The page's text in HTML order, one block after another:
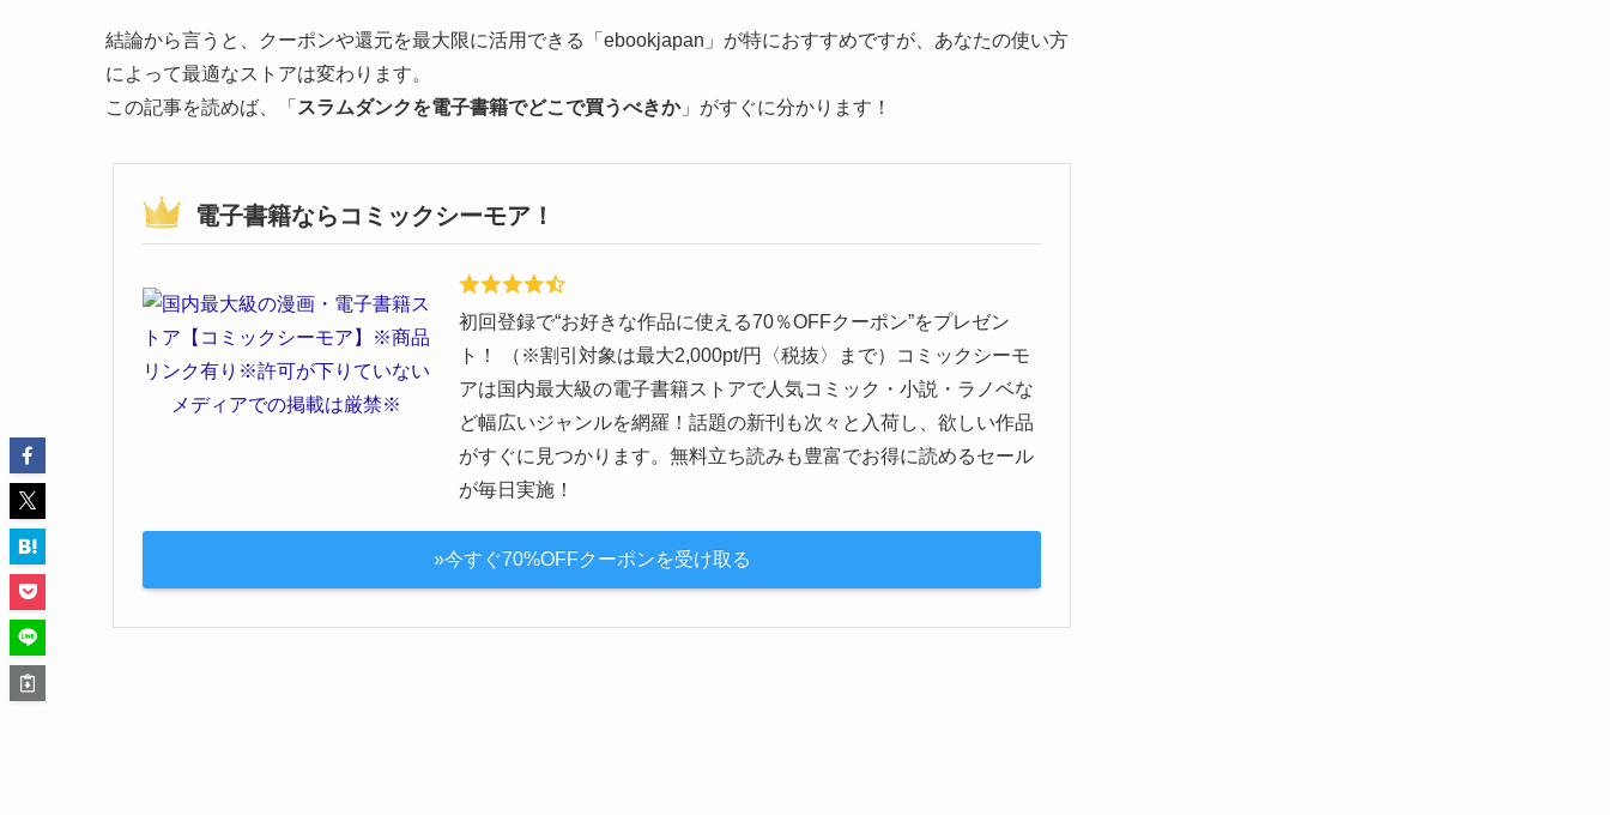
結論から言うと、クーポンや還元を最大限に活用できる「ebookjapan」が特におすすめですが、あなたの使い方
によって最適なストアは変わります。
この記事を読めば、「 スラムダンクを電子書籍でどこで買うべきか」がすぐに分かります！
電子書籍ならコミックシーモア！
初回登録で“お好きな作品に使える70％OFFクーポン”をプレゼン
ト！ （※割引対象は最大2,000pt/円〈税抜〉まで）コミックシーモ
アは国内最大級の電子書籍ストアで人気コミック・小説・ラノベな
ど幅広いジャンルを網羅！話題の新刊も次々と入荷し、欲しい作品
がすぐに見つかります。無料立ち読みも豊富でお得に読めるセール
が毎日実施！
»今すぐ70%OFFクーポンを受け取る